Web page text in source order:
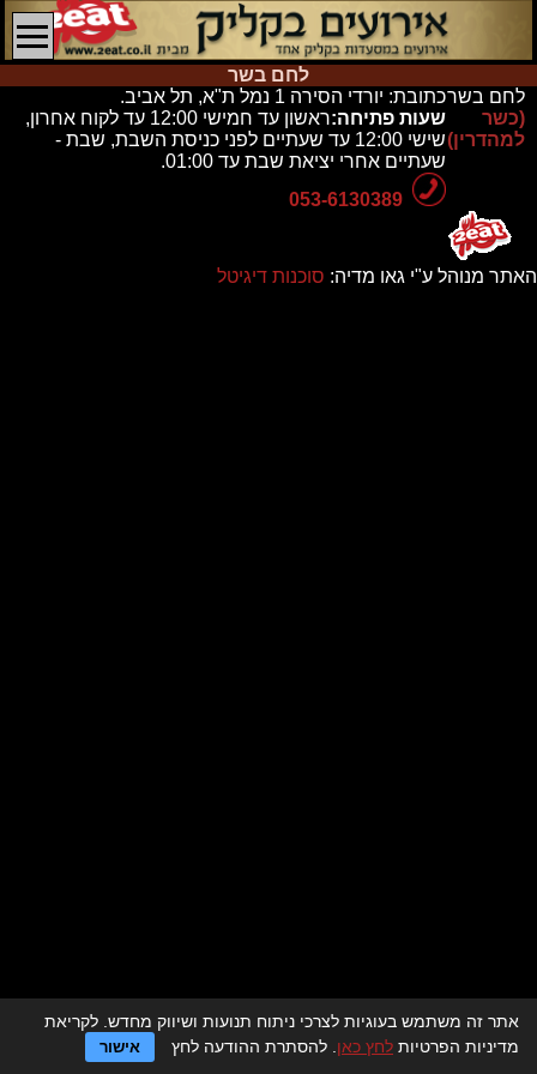
לחם בשר
לחם בשר
(כשר
למהדרין)
כתובת: יורדי הסירה 1 נמל ת"א, תל אביב.
שעות פתיחה:
ראשון עד חמישי 12:00 עד לקוח אחרון,
שישי 12:00 עד שעתיים לפני כניסת השבת, שבת -
שעתיים אחרי יציאת שבת עד 01:00.
053-6130389
לדף הבית > מסעדות לאירועים
מגזין מסעדות לאירועים
האתר מנוהל ע"י גאו מדיה: סוכנות דיגיטל
אתר זה משתמש בעוגיות לצרכי ניתוח תנועות ושיווק מחדש. לקריאת
מדיניות הפרטיות לחץ כאן . להסתרת ההודעה לחץ אישור